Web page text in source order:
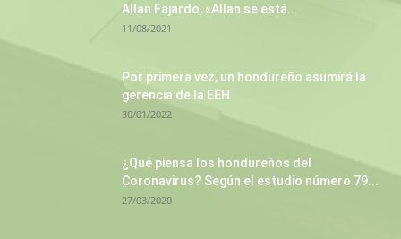
Allan Fajardo, «Allan se está...
11/08/2021
Por primera vez, un hondureño asumirá la
gerencia de la EEH
30/01/2022
¿Qué piensa los hondureños del
Coronavirus? Según el estudio número 79...
27/03/2020